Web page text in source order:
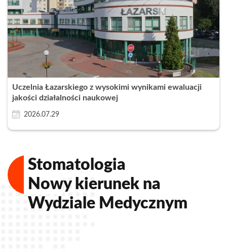
Uczelnia Łazarskiego z wysokimi wynikami ewaluacji
jakości działalności naukowej
2026.07.29
Stomatologia
Nowy kierunek na
Wydziale Medycznym